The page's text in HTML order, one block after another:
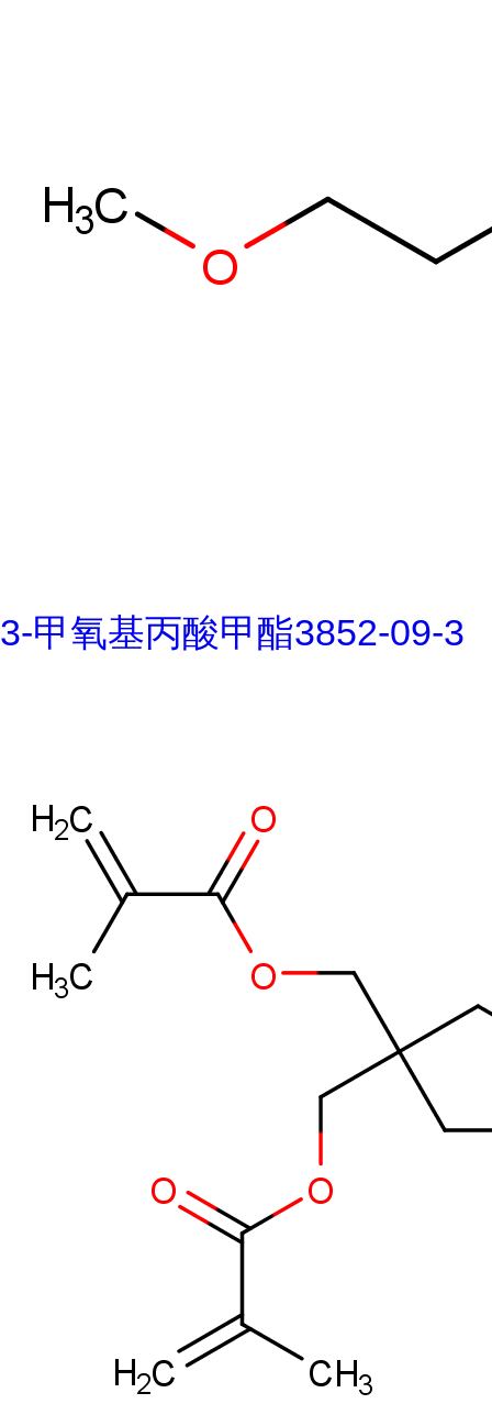
3-甲氧基丙酸甲酯3852-09-3